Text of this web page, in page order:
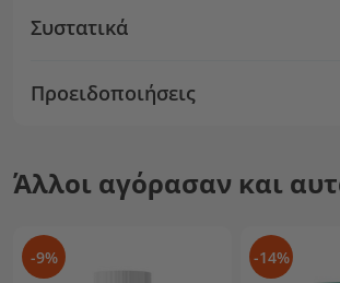
Συστατικά
Προειδοποιήσεις
Άλλοι αγόρασαν και
-9% -14%